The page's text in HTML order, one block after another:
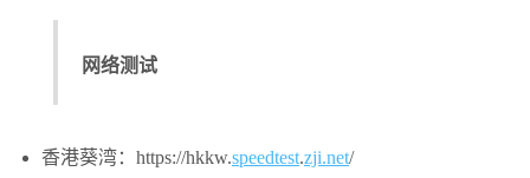
网络测试
香港葵湾：https://hkkw.speedtest.zji.net/